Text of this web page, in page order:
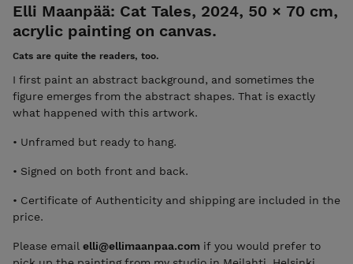
Elli Maanpää: Cat Tales, 2024, 50 × 70 cm,
acrylic painting on canvas.
Cats are quite the readers, too.
I first paint an abstract background, and sometimes the
figure emerges from the abstract shapes. That is exactly
what happened with this artwork.
• Unframed but ready to hang.
• Signed on both front and back.
• Certificate of Authenticity and shipping are included in the
price.
Please email elli@ellimaanpaa.com if you would prefer to